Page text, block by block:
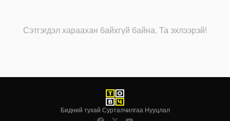
Сэтгэгдэл хараахан байхгүй байна. Та эхлээрэй!
Бидний тухай·Сурталчилгаа·Нууцлал